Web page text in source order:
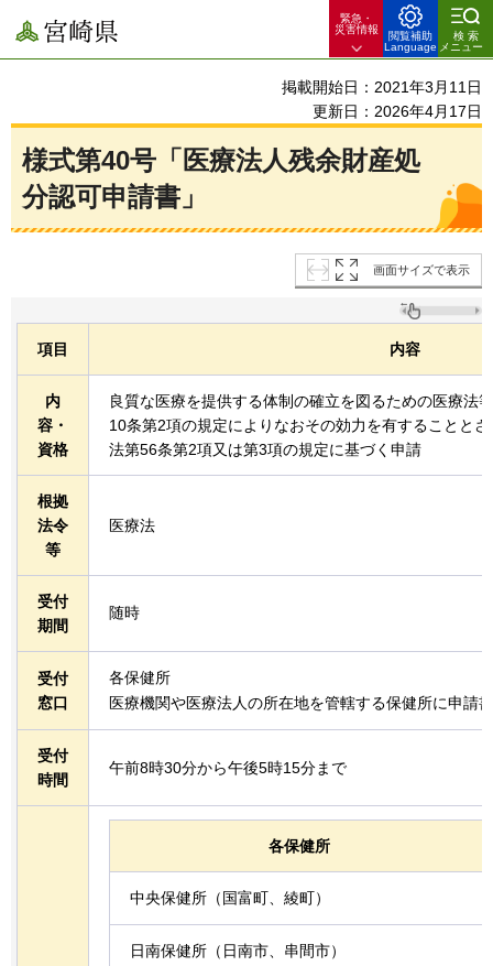
宮崎県
緊急・
災害情報
閲覧補助
Language
検索
メニュー
掲載開始日：2021年3月11日
更新日：2026年4月17日
様式第40号「医療法人残余財産処
分認可申請書」
画面サイズで表示
項目 内容
内
容・
資格
良質な医療を提供する体制の確立を図るための医療法
10条第2項の規定によりなおその効力を有することと
法第56条第2項又は第3項の規定に基づく申請
根拠
法令
等
医療法
受付
期間
随時
受付
窓口
各保健所
医療機関や医療法人の所在地を管轄する保健所に申請
受付
時間
午前8時30分から午後5時15分まで
各保健所
中央保健所（国富町、綾町）
日南保健所（日南市、串間市）